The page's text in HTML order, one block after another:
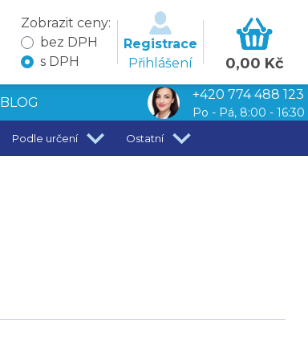
Zobrazit ceny:
bez DPH
s DPH
Registrace
Přihlášení
0,00 Kč
BLOG
+420 774 488 123
Po - Pá, 8:00 - 16:30
Podle určení Ostatní